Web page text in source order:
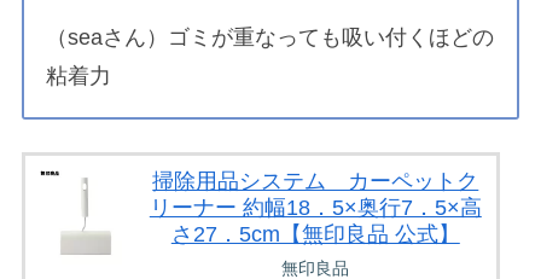
（seaさん）ゴミが重なっても吸い付くほどの
粘着力
掃除用品システム カーペットク
リーナー 約幅18．5×奥行7．5×高
さ27．5cm【無印良品 公式】
無印良品